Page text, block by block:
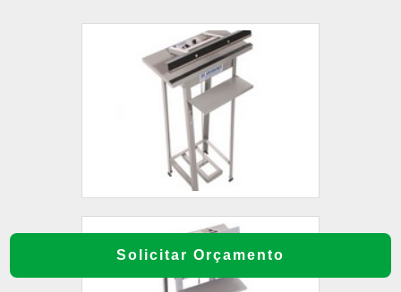
Solicitar Orçamento